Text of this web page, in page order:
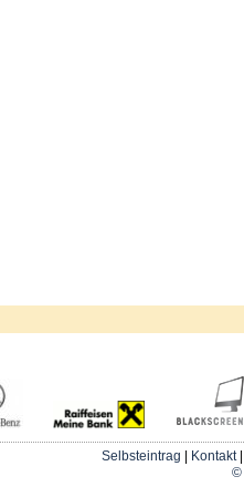
Selbsteintrag Kontakt
©